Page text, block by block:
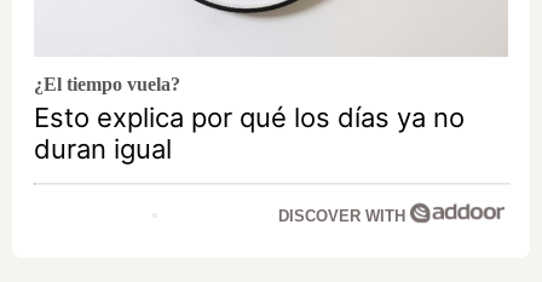
¿El tiempo vuela?
Esto explica por qué los días ya no
duran igual
DISCOVER WITH